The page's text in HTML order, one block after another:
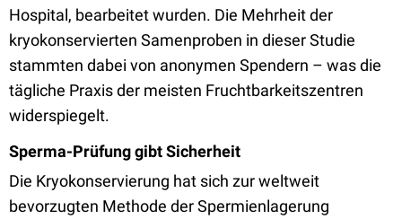
Hospital, bearbeitet wurden. Die Mehrheit der
kryokonservierten Samenproben in dieser Studie
stammten dabei von anonymen Spendern – was die
tägliche Praxis der meisten Fruchtbarkeitszentren
widerspiegelt.
Sperma-Prüfung gibt Sicherheit
Die Kryokonservierung hat sich zur weltweit
bevorzugten Methode der Spermienlagerung